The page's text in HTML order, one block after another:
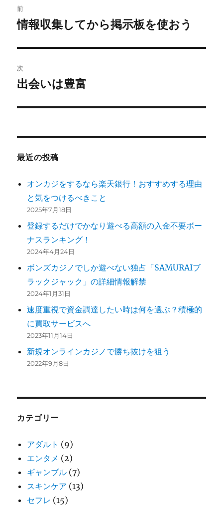
稿
ビ
ゲ
ー
前
前
投
稿:
情報収集してから掲示板を使おう
次
次
投
出会いは豊富
最近の投稿
オンカジをするなら楽天銀行！おすすめする理由
と気をつけるべきこと
2025年7月18日
登録するだけでかなり遊べる高額の入金不要ボー
ナスランキング！
2024年4月24日
ボンズカジノでしか遊べない独占「SAMURAIブ
ラックジャック」の詳細情報解禁
2024年1月31日
速度重視で資金調達したい時は何を選ぶ？積極的
に買取サービスへ
2023年11月14日
新規オンラインカジノで勝ち抜けを狙う
2022年9月8日
カテゴリー
アダルト (9)
エンタメ (2)
ギャンブル (7)
スキンケア (13)
セフレ (15)